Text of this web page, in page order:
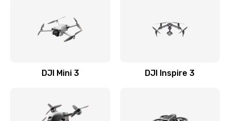
DJI Mini 3 DJI Inspire 3